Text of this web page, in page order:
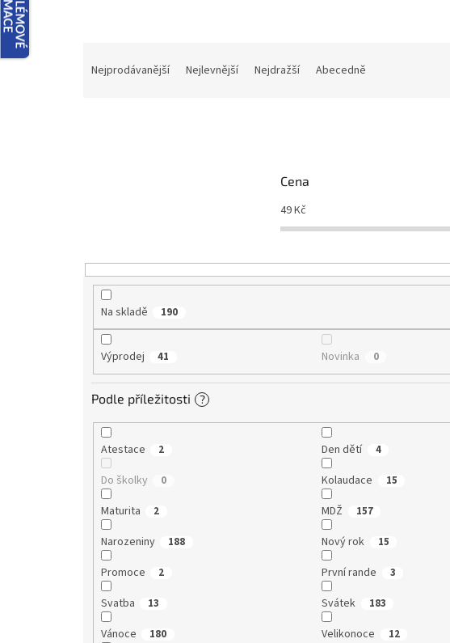
t
ů
Nejprodávanější Nejlevnější Nejdražší Abecedně
Cena
49Kč
Na skladě 190
Výprodej 41 Novinka 0
Podle příležitosti ?
Atestace 2 Den dětí 4
Do školky 0 Kolaudace 15
Maturita 2 MDŽ 157
Narozeniny 188 Nový rok 15
Promoce 2 První rande 3
Svatba 13 Svátek 183
Vánoce 180 Velikonoce 12